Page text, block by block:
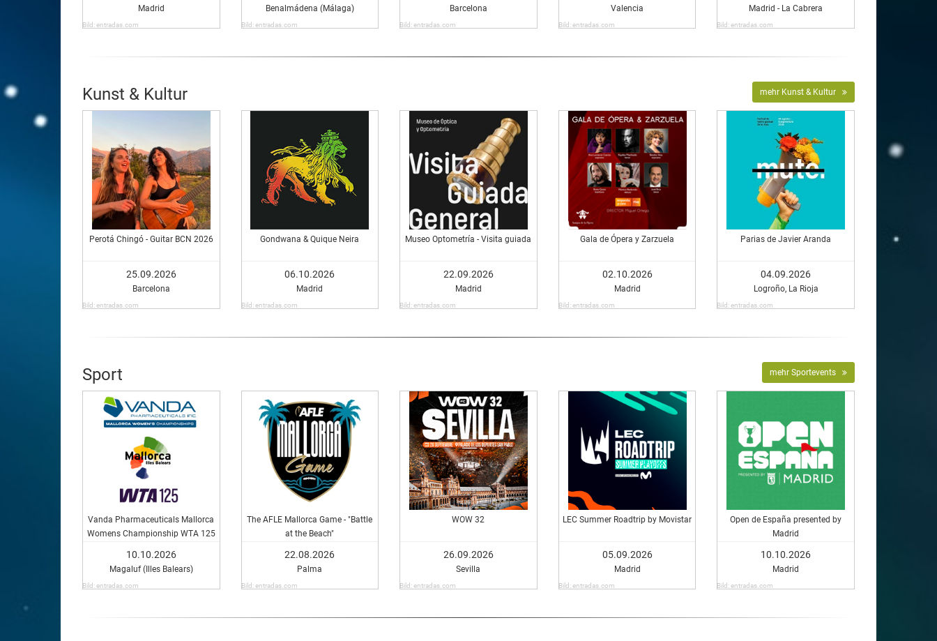
Madrid
Bild: entradas.com
Benalmádena (Málaga)
Bild: entradas.com
Barcelona
Bild: entradas.com
Valencia
Bild: entradas.com
Madrid - La Cabrera
Bild: entradas.com
Kunst & Kultur mehr Kunst & Kultur
Perotá Chingó - Guitar BCN 2026
25.09.2026
Barcelona
Bild: entradas.com
Gondwana & Quique Neira
06.10.2026
Madrid
Bild: entradas.com
Museo Optometría - Visita guiada
22.09.2026
Madrid
Bild: entradas.com
Gala de Ópera y Zarzuela
02.10.2026
Madrid
Bild: entradas.com
Parias de Javier Aranda
04.09.2026
Logroño, La Rioja
Bild: entradas.com
Sport mehr Sportevents
Vanda Pharmaceuticals Mallorca
Womens Championship WTA 125
10.10.2026
Magaluf (Illes Balears)
Bild: entradas.com
The AFLE Mallorca Game - "Battle
at the Beach"
22.08.2026
Palma
Bild: entradas.com
WOW 32
26.09.2026
Sevilla
Bild: entradas.com
LEC Summer Roadtrip by Movistar
05.09.2026
Madrid
Bild: entradas.com
Open de España presented by
Madrid
10.10.2026
Madrid
Bild: entradas.com